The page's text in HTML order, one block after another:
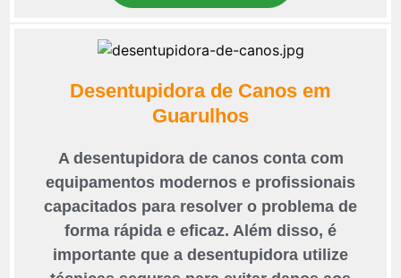
Desentupidora de Canos em
Guarulhos
A desentupidora de canos conta com
equipamentos modernos e profissionais
capacitados para resolver o problema de
forma rápida e eficaz. Além disso, é
importante que a desentupidora utilize